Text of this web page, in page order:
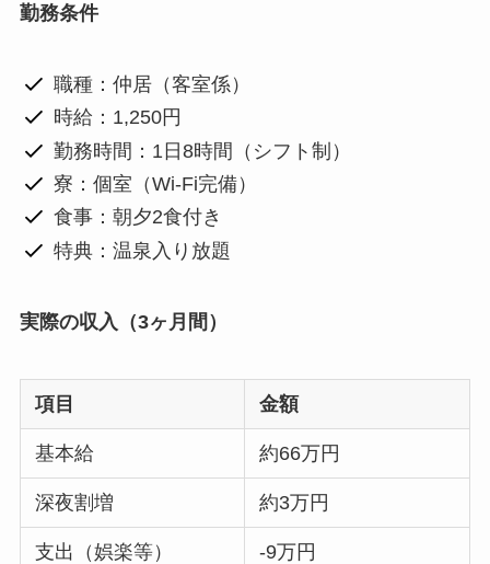
勤務条件
職種：仲居（客室係）
時給：1,250円
勤務時間：1日8時間（シフト制）
寮：個室（Wi-Fi完備）
食事：朝夕2食付き
特典：温泉入り放題
実際の収入（3ヶ月間）
項目 金額
基本給 約66万円
深夜割増 約3万円
支出（娯楽等） -9万円